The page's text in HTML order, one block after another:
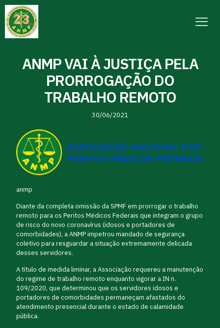
ANMP VAI À JUSTIÇA PELA
PRORROGAÇÃO DO
TRABALHO REMOTO
30/06/2021
anmp
Diante da completa omissão da SPMF em prorrogar o trabalho
remoto para os Peritos Médicos Federais que integram o grupo
de risco do novo coronavírus (idosos e portadores de
comorbidades), a ANMP impetrou mandado de segurança
coletivo para resguardar a situação extremamente delicada
desses servidores.
A título de medida liminar, a Associação requereu a manutenção
do regime de trabalho remoto enquanto vigorar a IN n.
109/2020, que determinou que os servidores idosos e
portadores de comorbidades permaneçam afastados do
atendimento presencial durante o estado de calamidade
pública.